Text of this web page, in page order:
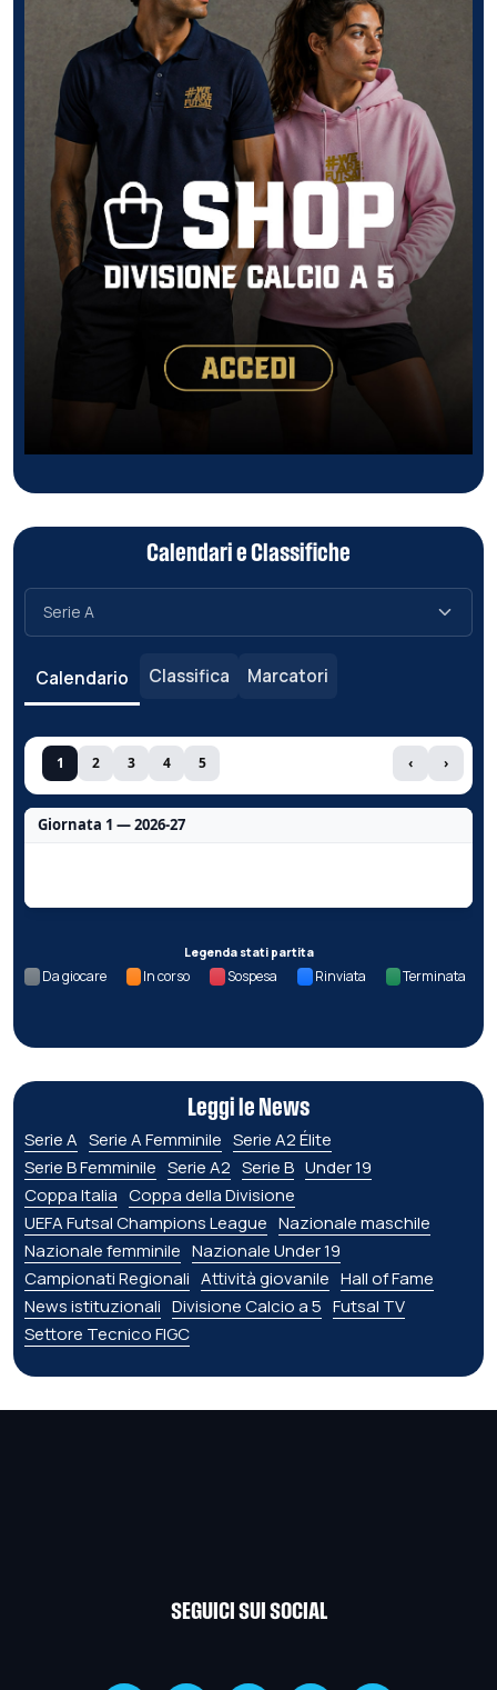
Calendari e Classifiche
Calendario Classifica Marcatori
1 2 3 4 5 ‹ ›
Giornata 1 — 2026-27
Legenda stati partita
Da giocare In corso Sospesa Rinviata Terminata
Leggi le News
Serie A Serie A Femminile Serie A2 Élite
Serie B Femminile Serie A2 Serie B Under 19
Coppa Italia Coppa della Divisione
UEFA Futsal Champions League Nazionale maschile
Nazionale femminile Nazionale Under 19
Campionati Regionali Attività giovanile Hall of Fame
News istituzionali Divisione Calcio a 5 Futsal TV
Settore Tecnico FIGC
SEGUICI SUI SOCIAL